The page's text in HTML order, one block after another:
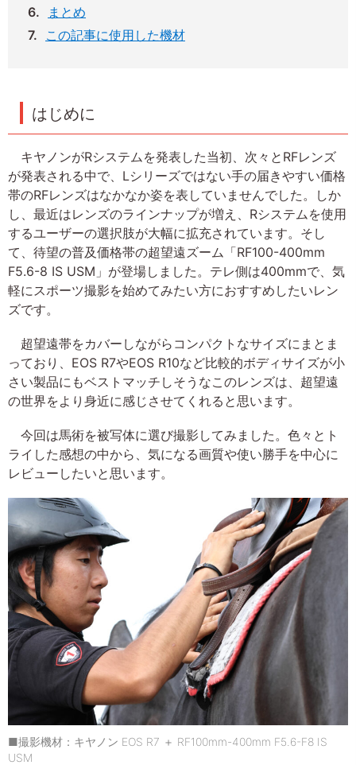
まとめ
この記事に使用した機材
はじめに
キヤノンがRシステムを発表した当初、次々とRFレンズ
が発表される中で、Lシリーズではない手の届きやすい価格
帯のRFレンズはなかなか姿を表していませんでした。しか
し、最近はレンズのラインナップが増え、Rシステムを使用
するユーザーの選択肢が大幅に拡充されています。そし
て、待望の普及価格帯の超望遠ズーム「RF100-400mm
F5.6-8 IS USM」が登場しました。テレ側は400mmで、気
軽にスポーツ撮影を始めてみたい方におすすめしたいレン
ズです。
超望遠帯をカバーしながらコンパクトなサイズにまとま
っており、EOS R7やEOS R10など比較的ボディサイズが小
さい製品にもベストマッチしそうなこのレンズは、超望遠
の世界をより身近に感じさせてくれると思います。
今回は馬術を被写体に選び撮影してみました。色々とト
ライした感想の中から、気になる画質や使い勝手を中心に
レビューしたいと思います。
■撮影機材：キヤノン EOS R7 ＋ RF100mm-400mm F5.6-F8 IS
USM